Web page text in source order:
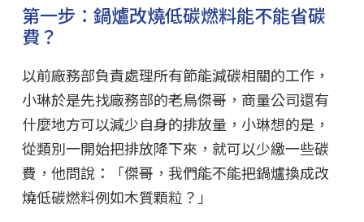
第一步：鍋爐改燒低碳燃料能不能省碳
費？
以前廠務部負責處理所有節能減碳相關的工作，
小琳於是先找廠務部的老鳥傑哥，商量公司還有
什麼地方可以減少自身的排放量，小琳想的是，
從類別一開始把排放降下來，就可以少繳一些碳
費，他問說：「傑哥，我們能不能把鍋爐換成改
燒低碳燃料例如木質顆粒？」